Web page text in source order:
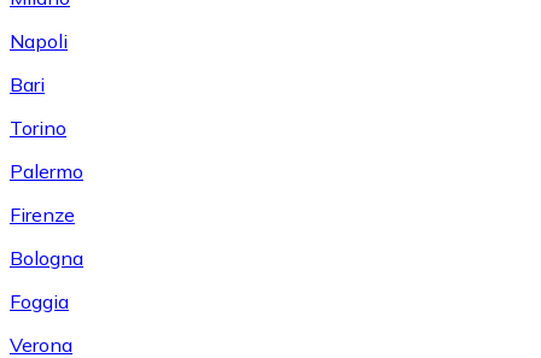
Napoli
Bari
Torino
Palermo
Firenze
Bologna
Foggia
Verona